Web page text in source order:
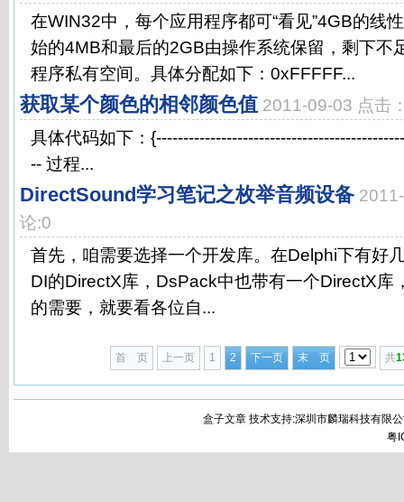
在WIN32中，每个应用程序都可“看见”4GB的线
始的4MB和最后的2GB由操作系统保留，剩下不
程序私有空间。具体分配如下：0xFFFFF...
获取某个颜色的相邻颜色值 2011-09-03 点击
具体代码如下：
-- 过程...
DirectSound学习笔记之枚举音频设备
论:0
首先，咱需要选择一个开发库。在Delphi下有好
DI的DirectX库，DsPack中也带有一个DirectX库
的需要，就要看各位自...
首 页 上一页 1 2 下一页 末 页 共
盒子文章 技术支持:深圳市麟瑞科技有限
粤